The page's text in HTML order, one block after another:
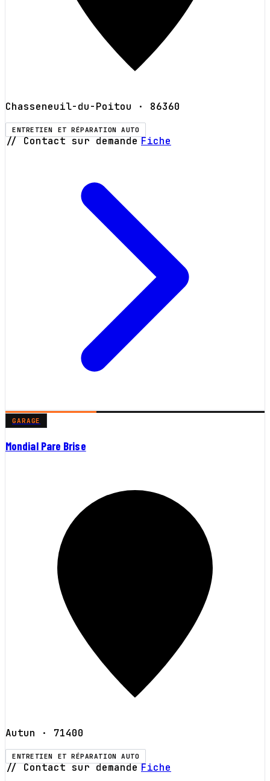
Chasseneuil-du-Poitou · 86360
ENTRETIEN ET RÉPARATION AUTO
// Contact sur demande Fiche
GARAGE
Mondial Pare Brise
Autun · 71400
ENTRETIEN ET RÉPARATION AUTO
// Contact sur demande Fiche